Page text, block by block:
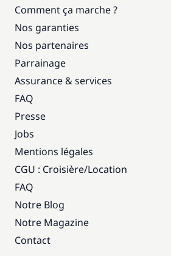
Comment ça marche ?
Nos garanties
Nos partenaires
Parrainage
Assurance & services
FAQ
Presse
Jobs
Mentions légales
CGU : Croisière/Location
FAQ
Notre Blog
Notre Magazine
Contact